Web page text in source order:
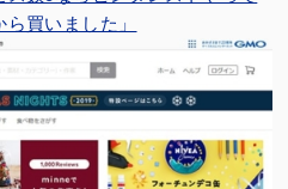
買いました」